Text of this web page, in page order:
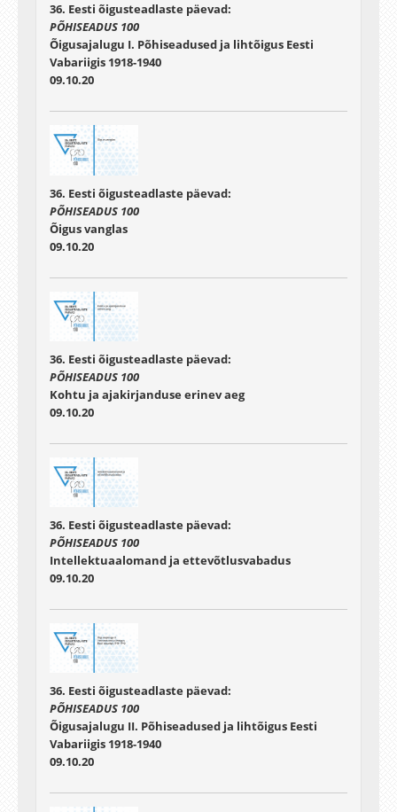
36. Eesti õigusteadlaste päevad:
PÕHISEADUS 100
Õigusajalugu I. Põhiseadused ja lihtõigus Eesti
Vabariigis 1918-1940
09.10.20
36. Eesti õigusteadlaste päevad:
PÕHISEADUS 100
Õigus vanglas
09.10.20
36. Eesti õigusteadlaste päevad:
PÕHISEADUS 100
Kohtu ja ajakirjanduse erinev aeg
09.10.20
36. Eesti õigusteadlaste päevad:
PÕHISEADUS 100
Intellektuaalomand ja ettevõtlusvabadus
09.10.20
36. Eesti õigusteadlaste päevad:
PÕHISEADUS 100
Õigusajalugu II. Põhiseadused ja lihtõigus Eesti
Vabariigis 1918-1940
09.10.20